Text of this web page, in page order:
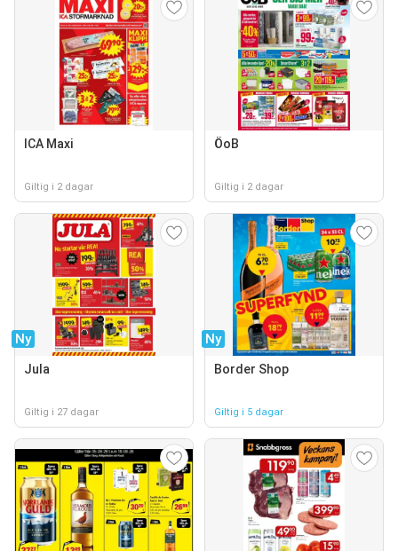
ICA Maxi
Giltig i 2 dagar
ÖoB
Giltig i 2 dagar
Ny
Jula
Giltig i 27 dagar
Ny
Border Shop
Giltig i 5 dagar